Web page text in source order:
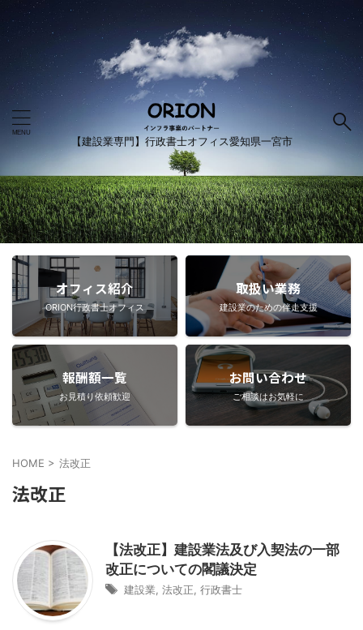
【建設業専門】行政書士オフィス愛知県一宮市
オフィス紹介
ORION行政書士オフィス
取扱い業務
建設業のための伴走支援
報酬額一覧
お見積り依頼歓迎
お問い合わせ
ご相談はお気軽に
HOME > 法改正
法改正
【法改正】建設業法及び入契法の一部
改正についての閣議決定
建設業 法改正 行政書士